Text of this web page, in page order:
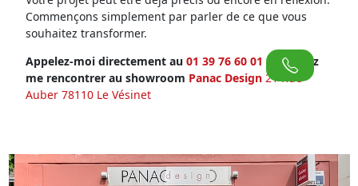
Commençons simplement par parler de ce que vous
souhaitez transformer.
Appelez-moi directement au 01 39 76 60 01 ou venez
me rencontrer au showroom Panac Design 21 Rue
Auber 78110 Le Vésinet